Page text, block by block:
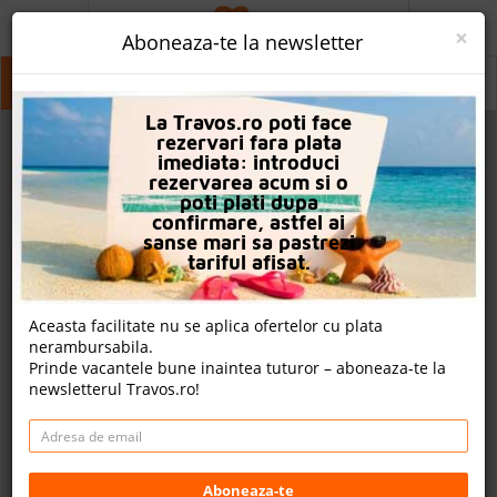
Nabq Bay Nabq Bay
PROMO
CAUTA REZERVARE
OFERTA PERSONALIZATA
DESPRE NOI
LOGIN
CAZARE
CHARTER AVION
CAZARE + AUTOCAR
CONTACT
×
Aboneaza-te la newsletter
La Travos.ro poti face
rezervari fara plata
imediata: introduci
rezervarea acum si o
poti plati dupa
confirmare, astfel ai
sanse mari sa pastrezi
tariful afisat.
Aceasta facilitate nu se aplica ofertelor cu plata
nerambursabila.
Prinde vacantele bune inaintea tuturor – aboneaza-te la
newsletterul Travos.ro!
Aboneaza-te